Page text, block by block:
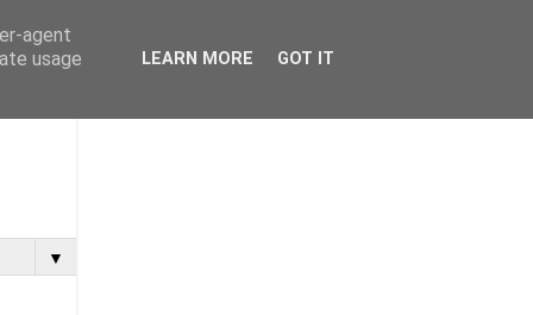
▼
agent
usage
LEARN MORE GOT IT